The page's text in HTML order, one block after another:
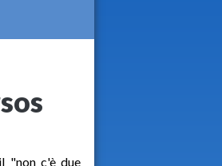
"non c'è due